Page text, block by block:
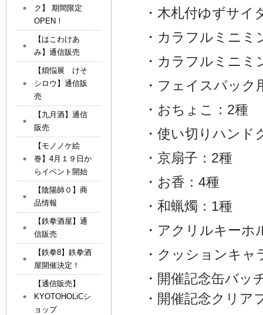
・木札付ゆずサイ
・カラフルミニ
・カラフルミニ
・フェイスパッ
・おちょこ：2種
・使い切りハンド
・京扇子：2種
・お香：4種
・和蝋燭：1種
・アクリルキーホ
・クッションキ
・開催記念缶バッ
・開催記念クリア
ク】 期間限定
OPEN！
【はこわけあ
み】通信販売
【煩悩展 けそ
シロウ】通信販
売
【九月酒】通信
販売
【モノノケ絵
巻】4月１９日か
らイベント開始
【陰陽師０】商
品情報
【鉄拳酒屋】通
信販売
【鉄拳8】鉄拳酒
屋開催決定！
【通信販売】
KYOTOHOLiCシ
ョップ